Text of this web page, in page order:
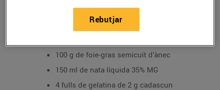
100 g de foie-gras semicuit d’ànec
150 ml de nata líquida 35% MG
4 fulls de gelatina de 2 g cadascun
Rebutjar